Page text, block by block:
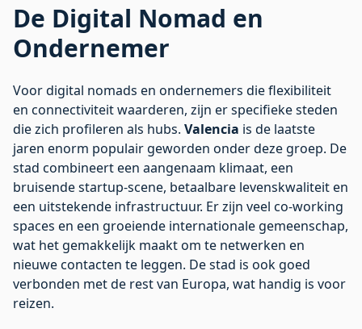
De Digital Nomad en
Ondernemer
Voor digital nomads en ondernemers die flexibiliteit
en connectiviteit waarderen, zijn er specifieke steden
die zich profileren als hubs. Valencia is de laatste
jaren enorm populair geworden onder deze groep. De
stad combineert een aangenaam klimaat, een
bruisende startup-scene, betaalbare levenskwaliteit en
een uitstekende infrastructuur. Er zijn veel co-working
spaces en een groeiende internationale gemeenschap,
wat het gemakkelijk maakt om te netwerken en
nieuwe contacten te leggen. De stad is ook goed
verbonden met de rest van Europa, wat handig is voor
reizen.